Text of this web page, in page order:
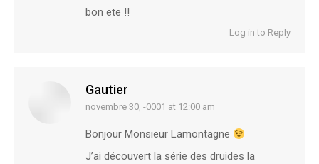
bon ete !!
Log in to Reply
Gautier
says:
novembre 30, -0001 at 12:00 am
Bonjour Monsieur Lamontagne
J’ai découvert la série des druides la